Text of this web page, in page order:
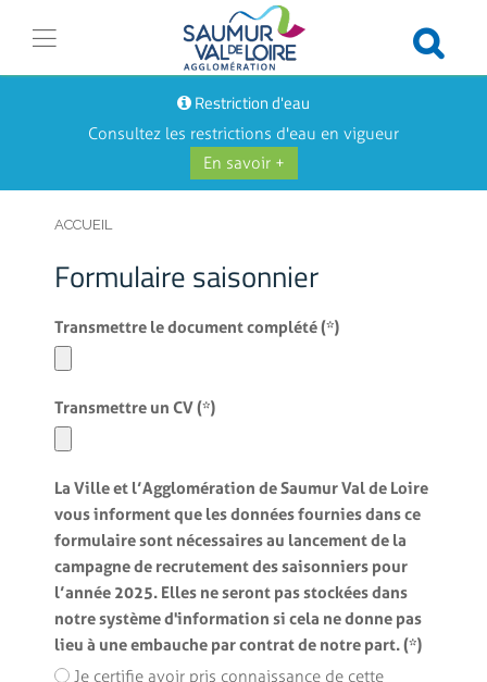
Restriction d'eau
Consultez les restrictions d'eau en vigueur
En savoir +
ACCUEIL
Formulaire saisonnier
Transmettre le document complété(*)
Transmettre un CV(*)
La Ville et l’Agglomération de Saumur Val de Loire
vous informent que les données fournies dans ce
formulaire sont nécessaires au lancement de la
campagne de recrutement des saisonniers pour
l’année 2025. Elles ne seront pas stockées dans
notre système d'information si cela ne donne pas
lieu à une embauche par contrat de notre part.(*)
Je certifie avoir pris connaissance de cette